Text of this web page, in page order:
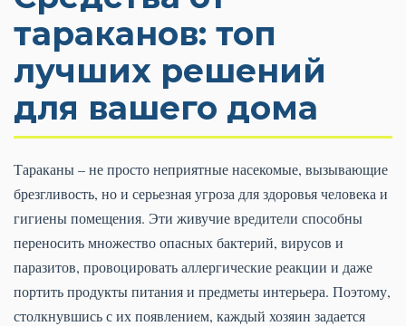
тараканов: топ
лучших решений
для вашего дома
Тараканы – не просто неприятные насекомые, вызывающие
брезгливость, но и серьезная угроза для здоровья человека и
гигиены помещения. Эти живучие вредители способны
переносить множество опасных бактерий, вирусов и
паразитов, провоцировать аллергические реакции и даже
портить продукты питания и предметы интерьера. Поэтому,
столкнувшись с их появлением, каждый хозяин задается